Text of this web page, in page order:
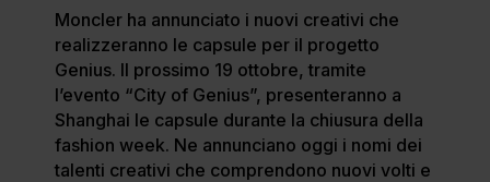
Moncler ha annunciato i nuovi creativi che
realizzeranno le capsule per il progetto
Genius. Il prossimo 19 ottobre, tramite
l’evento “City of Genius”, presenteranno a
Shanghai le capsule durante la chiusura della
fashion week. Ne annunciano oggi i nomi dei
talenti creativi che comprendono nuovi volti e